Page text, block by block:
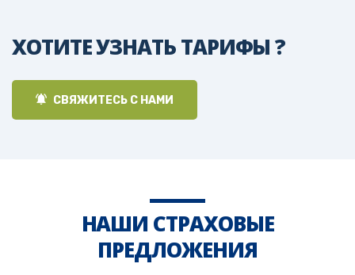
ХОТИТЕ УЗНАТЬ ТАРИФЫ ?
СВЯЖИТЕСЬ С НАМИ
НАШИ СТРАХОВЫЕ
ПРЕДЛОЖЕНИЯ